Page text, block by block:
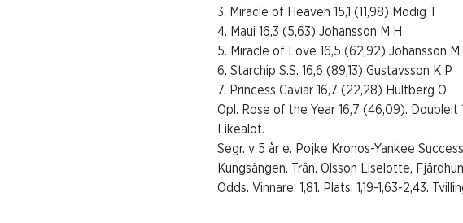
3. Miracle of Heaven 15,1 (11,98) Modig T
4. Maui 16,3 (5,63) Johansson M H
5. Miracle of Love 16,5 (62,92) Johansson M
6. Starchip S.S. 16,6 (89,13) Gustavsson K P
7. Princess Caviar 16,7 (22,28) Hultberg O
Opl. Rose of the Year 16,7 (46,09). Doubleit
Likealot.
Segr. v 5 år e. Pojke Kronos-Yankee
Kungsängen. Trän. Olsson Liselotte,
Odds. Vinnare: 1,81. Plats: 1,19-1,63-2,43.